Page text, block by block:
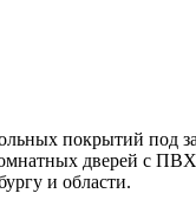
покрытий под
дверей с
и области.